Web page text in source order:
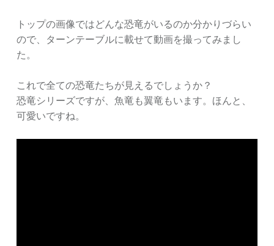
トップの画像ではどんな恐竜がいるのか分かりづらい
ので、ターンテーブルに載せて動画を撮ってみまし
た。
これで全ての恐竜たちが見えるでしょうか？
恐竜シリーズですが、魚竜も翼竜もいます。ほんと、
可愛いですね。